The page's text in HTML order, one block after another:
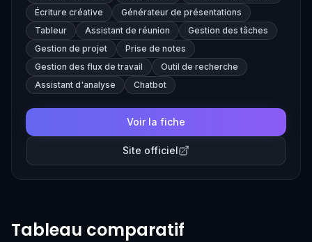
Écriture créative
Générateur de présentations
Tableur
Assistant de réunion
Gestion des tâches
Gestion de projet
Prise de notes
Gestion des flux de travail
Outil de recherche
Assistant d'analyse
Chatbot
Voir la fiche
Site officiel
Tableau comparatif